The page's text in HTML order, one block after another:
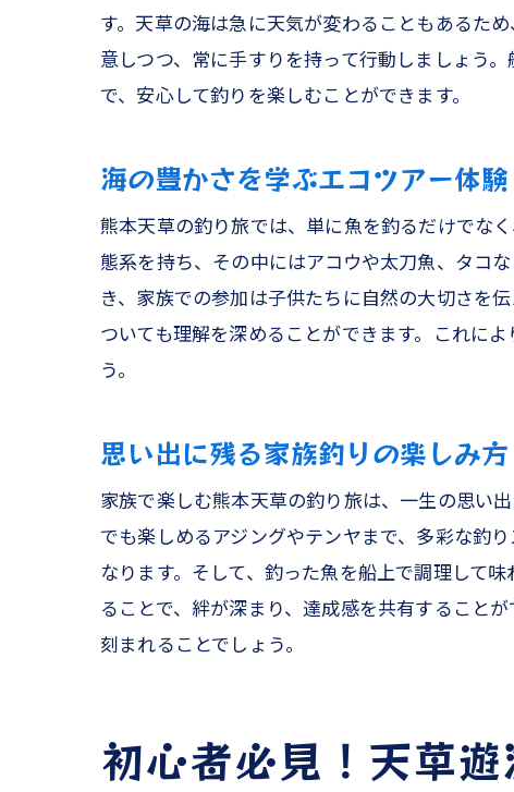
す。天草の海は急に天気が変わることもあるた
意しつつ、常に手すりを持って行動しましょう
で、安心して釣りを楽しむことができます。
海の豊かさを学ぶエコツアー体験
熊本天草の釣り旅では、単に魚を釣るだけでな
態系を持ち、その中にはアコウや太刀魚、タコ
き、家族での参加は子供たちに自然の大切さを
ついても理解を深めることができます。これに
う。
思い出に残る家族釣りの楽しみ方
家族で楽しむ熊本天草の釣り旅は、一生の思い
でも楽しめるアジングやテンヤまで、多彩な釣
なります。そして、釣った魚を船上で調理して
ることで、絆が深まり、達成感を共有すること
刻まれることでしょう。
初心者必見！天草